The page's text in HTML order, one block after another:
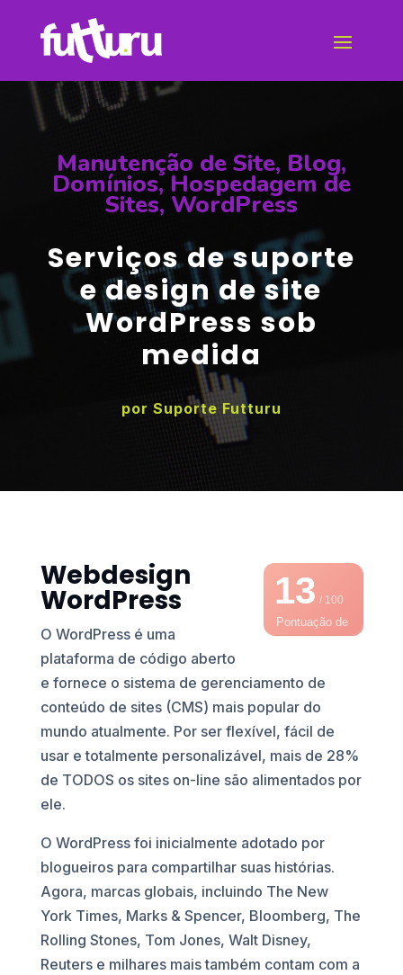
Manutenção de Site, Blog,
Domínios, Hospedagem de
Sites, WordPress
Serviços de suporte
e design de site
WordPress sob
medida
por Suporte Futturu
13/ 100
Pontuação de
Webdesign
WordPress
O WordPress é uma
plataforma de código aberto
e fornece o sistema de gerenciamento de
conteúdo de sites (CMS) mais popular do
mundo atualmente. Por ser flexível, fácil de
usar e totalmente personalizável, mais de 28%
de TODOS os sites on-line são alimentados por
ele.
O WordPress foi inicialmente adotado por
blogueiros para compartilhar suas histórias.
Agora, marcas globais, incluindo The New
York Times, Marks & Spencer, Bloomberg, The
Rolling Stones, Tom Jones, Walt Disney,
Reuters e milhares mais também contam com a